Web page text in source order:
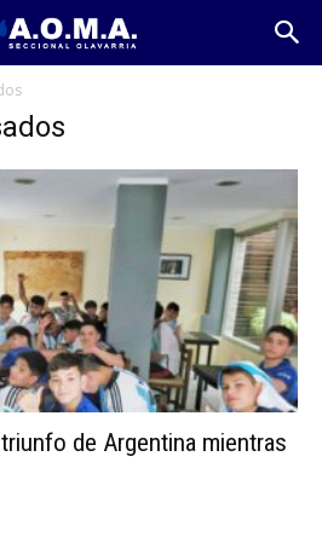
de Argentina mientras